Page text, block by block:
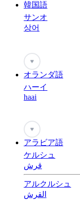
韓国語
サンオ
상어
♥
オランダ語
ハーイ
haai
♥
アラビア語
ケルシュ
قرش
アルクルシュ
القرش